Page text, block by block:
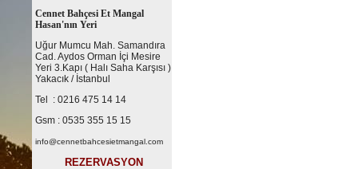
Cennet Bahçesi Et Mangal
Hasan'nın Yeri
Uğur Mumcu Mah. Samandıra
Cad. Aydos Orman İçi Mesire
Yeri 3.Kapı ( Halı Saha Karşısı )
Yakacık / İstanbul
Tel : 0216 475 14 14
Gsm : 0535 355 15 15
info@cennetbahcesietmangal.com
REZERVASYON